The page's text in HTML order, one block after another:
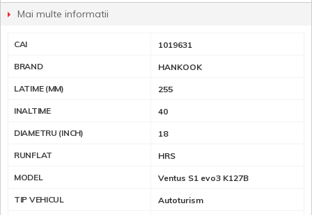
Mai multe informatii
CAI 1019631
BRAND HANKOOK
LATIME (MM) 255
INALTIME 40
DIAMETRU (INCH) 18
RUNFLAT HRS
MODEL Ventus S1 evo3 K127B
TIP VEHICUL Autoturism